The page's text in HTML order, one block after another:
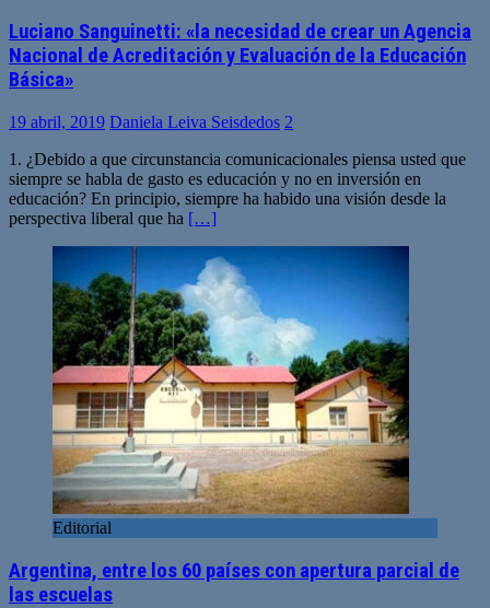
Luciano Sanguinetti: «la necesidad de crear un Agencia
Nacional de Acreditación y Evaluación de la Educación
Básica»
19 abril, 2019 Daniela Leiva Seisdedos 2
1. ¿Debido a que circunstancia comunicacionales piensa usted que
siempre se habla de gasto es educación y no en inversión en
educación? En principio, siempre ha habido una visión desde la
perspectiva liberal que ha […]
Editorial
Argentina, entre los 60 países con apertura parcial de
las escuelas